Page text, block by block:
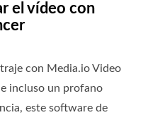
el vídeo con
con Media.io Video
incluso un profano
este software de